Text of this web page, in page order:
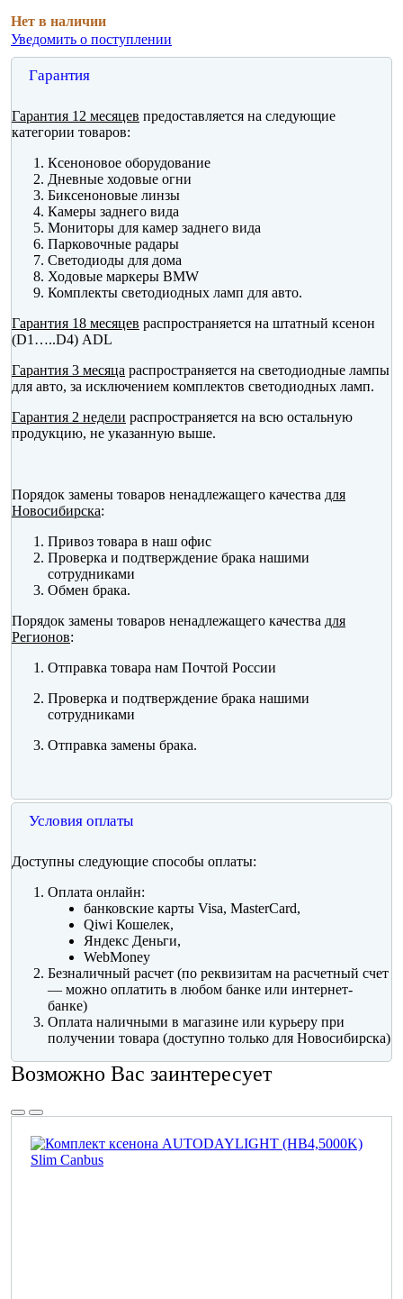
Нет в наличии
Уведомить о поступлении
Гарантия
Гарантия 12 месяцев предоставляется на следующие
категории товаров:
Ксеноновое оборудование
Дневные ходовые огни
Биксеноновые линзы
Камеры заднего вида
Мониторы для камер заднего вида
Парковочные радары
Светодиоды для дома
Ходовые маркеры BMW
Комплекты светодиодных ламп для авто.
Гарантия 18 месяцев распространяется на штатный ксенон
(D1…..D4) ADL
Гарантия 3 месяца распространяется на светодиодные лампы
для авто, за исключением комплектов светодиодных ламп.
Гарантия 2 недели распространяется на всю остальную
продукцию, не указанную выше.
Порядок замены товаров ненадлежащего качества для
Новосибирска:
Привоз товара в наш офис
Проверка и подтверждение брака нашими
сотрудниками
Обмен брака.
Порядок замены товаров ненадлежащего качества для
Регионов:
Отправка товара нам Почтой России
Проверка и подтверждение брака нашими
сотрудниками
Отправка замены брака.
Условия оплаты
Доступны следующие способы оплаты:
Оплата онлайн:
банковские карты Visa, MasterCard,
Qiwi Кошелек,
Яндекс Деньги,
WebMoney
Безналичный расчет (по реквизитам на расчетный счет
— можно оплатить в любом банке или интернет-
банке)
Оплата наличными в магазине или курьеру при
получении товара (доступно только для Новосибирска)
Возможно Вас заинтересует